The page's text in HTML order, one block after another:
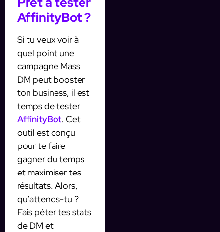
AffinityBot ?
Si tu veux voir à
quel point une
campagne Mass
DM peut booster
ton business, il est
temps de tester
AffinityBot. Cet
outil est conçu
pour te faire
gagner du temps
et maximiser tes
résultats. Alors,
qu’attends-tu ?
Fais péter tes stats
de DM et